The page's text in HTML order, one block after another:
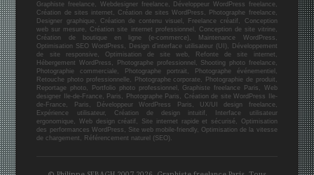
Graphiste freelance, Webdesigner freelance, Développeur WordPress freelance,
Création de sites internet, Création de sites WordPress, Photographe freelance,
Designer graphique, Création de contenu visuel, Freelance créatif, Conception
web sur mesure, Création site internet professionnel, Conception de site vitrine,
Création de boutique en ligne (e-commerce), Maintenance WordPress,
Optimisation SEO WordPress, Design d’interface utilisateur (UI), Développement
de site responsive, Optimisation de site web, Refonte de site internet,
Hébergement WordPress, Photographe professionnel, Shooting photo freelance,
Photographie commerciale, Photographe portrait, Photographe événementiel,
Retouche photo professionnelle, Photographe corporate, Photographie de produit,
Reportage photo, Portfolio photo professionnel, Graphiste freelance Paris, Web
designer Ile-de-France, Paris, Photographe Paris, Création de site WordPress Ile-
de-France, Paris, Développeur WordPress Paris, UX/UI design freelance,
Expérience utilisateur, Création de design intuitif, Interface utilisateur
ergonomique, Web design créatif, Site internet rapide et sécurisé, Optimisation
des performances WordPress, Site web mobile-friendly, Optimisation de la vitesse
de chargement, Référencement naturel (SEO).